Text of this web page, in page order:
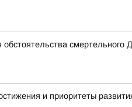
смертельного
и приоритеты